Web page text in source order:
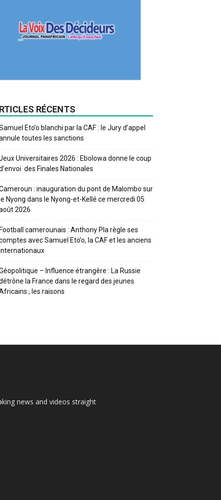
RÉCENTS
Eto’o blanchi par la CAF : le Jury d’appel
toutes les sanctions
Universitaires 2026 : Ebolowa donne le coup
des Finales Nationales
: inauguration du pont de Malombo sur
Nyong dans le Nyong-et-Kellé ce mercredi 05
2026
camerounais : Anthony Pla règle ses
avec Samuel Eto’o, la CAF et les anciens
– Influence étrangère : La Russie
la France dans le regard des jeunes
; les raisons
news and videos straight